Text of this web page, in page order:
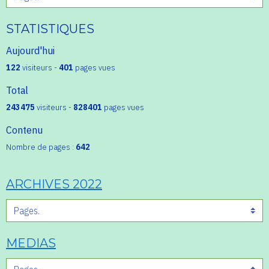
STATISTIQUES
Aujourd'hui
122 visiteurs - 401 pages vues
Total
243475 visiteurs - 828401 pages vues
Contenu
Nombre de pages : 642
ARCHIVES 2022
MEDIAS